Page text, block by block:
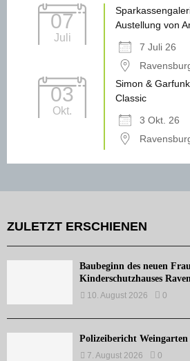
07
Juli
Austellung von
7 Juli 26
03
Okt.
Simon &
Classic
3 Okt. 26
ZULETZT ERSCHIENEN
Baubeginn des neuen
Kinderschutzhauses
10. August 2026 0
Polizeibericht Weingarten
7. August 2026 0